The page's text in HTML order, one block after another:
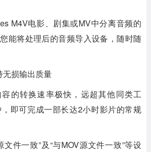
M4V电影、剧集或MV中分离音频的
能将处理后的音频导入设备，随时随
损输出质量
的转换速率极快，远超其他同类工
即可完成一部长达2小时影片的常规
件一致”及“与MOV源文件一致”等设